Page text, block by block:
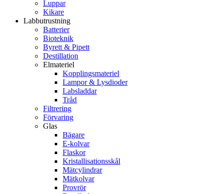
Luppar
Kikare
Labbutrustning
Batterier
Bioteknik
Byrett & Pipett
Destillation
Elmateriel
Kopplingsmateriel
Lampor & Lysdioder
Labsladdar
Tråd
Filtrering
Förvaring
Glas
Bägare
E-kolvar
Flaskor
Kristallisationsskål
Mätcylindrar
Mätkolvar
Provrör